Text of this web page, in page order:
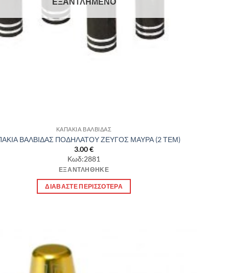
ΚΑΠΑΚΙΑ ΒΑΛΒΙΔΑΣ
ΒΑΛΒΙΔΑΣ ΠΟΔΗΛΑΤΟΥ ΖΕΥΓΟΣ ΜΑΥΡΑ (2 ΤΕΜ)
3.00€
Κωδ:2881
ΕΞΑΝΤΛΉΘΗΚΕ
ΔΙΑΒΆΣΤΕ ΠΕΡΙΣΣΌΤΕΡΑ